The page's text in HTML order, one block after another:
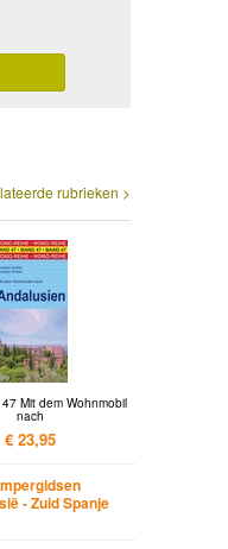
rubrieken >
Mit dem Wohnmobil
nach
€ 23,95
- Zuid Spanje